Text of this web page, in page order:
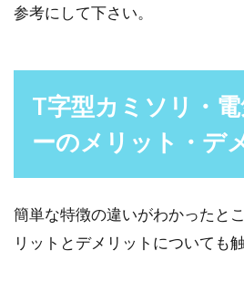
で代用しています
のはこれ！使
参考にして下さい。
T字型カミソリ・
ーのメリット・デ
簡単な特徴の違いがわかったと
リットとデメリットについても